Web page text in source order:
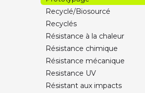
Recyclé/Biosourcé
Recyclés
Résistance à la chaleur
Résistance chimique
Résistance mécanique
Resistance UV
Résistant aux impacts